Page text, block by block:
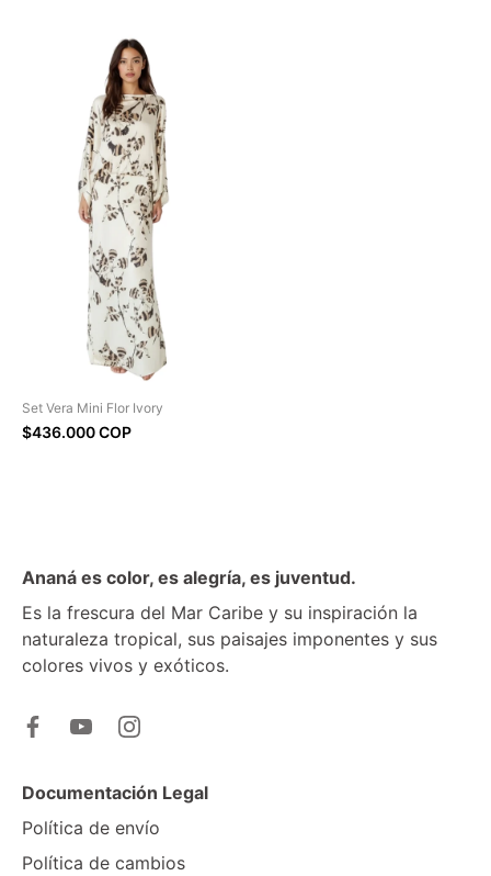
Set Vera Mini Flor Ivory
$436.000 COP
Ananá es color, es alegría, es juventud.
Es la frescura del Mar Caribe y su inspiración la
naturaleza tropical, sus paisajes imponentes y sus
colores vivos y exóticos.
Documentación Legal
Política de envío
Política de cambios